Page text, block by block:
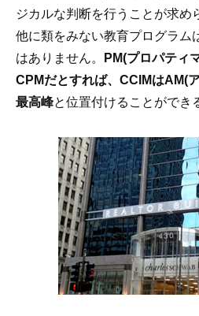
ジカルな判断を行うことが求め
他に類をみない教育プログラム
はありません。
PM(プロパティ
CPMだとすれば、CCIMはAM(
最高峰と位置付けることができ